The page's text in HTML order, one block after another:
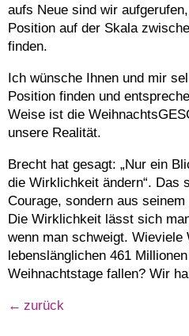
aufs Neue sind wir
Position auf der Skala
finden.
Ich wünsche Ihnen und mir
Position finden und
Weise ist die
unsere Realität.
Brecht hat gesagt: „Nur ein
die Wirklichkeit ändern“. Das
Courage, sondern aus
Die Wirklichkeit lässt sich
wenn man schweigt. Wieviele
lebenslänglichen 461
Weihnachtstage fallen? Wir
zurück